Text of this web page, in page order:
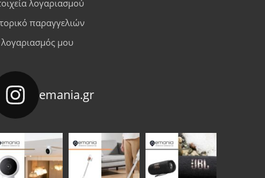
λογαριασμού
παραγγελιών
μου
emania.gr